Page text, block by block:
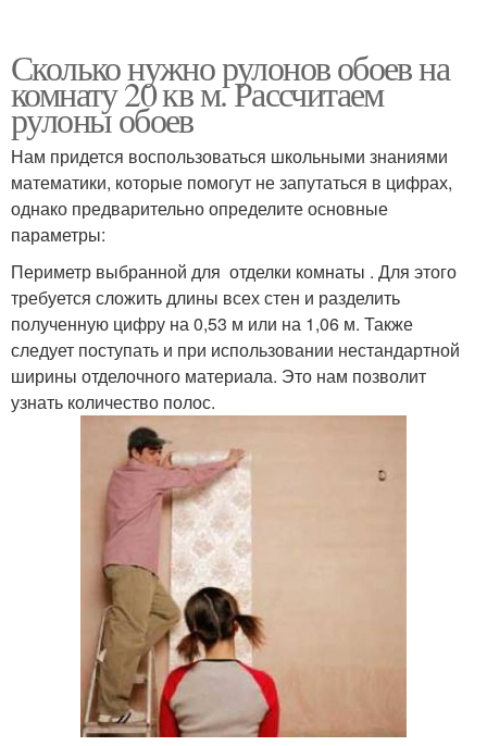
Сколько нужно рулонов обоев на
комнату 20 кв м. Рассчитаем
рулоны обоев
Нам придется воспользоваться школьными знаниями
математики, которые помогут не запутаться в цифрах,
однако предварительно определите основные
параметры:
Периметр выбранной для отделки комнаты . Для этого
требуется сложить длины всех стен и разделить
полученную цифру на 0,53 м или на 1,06 м. Также
следует поступать и при использовании нестандартной
ширины отделочного материала. Это нам позволит
узнать количество полос.